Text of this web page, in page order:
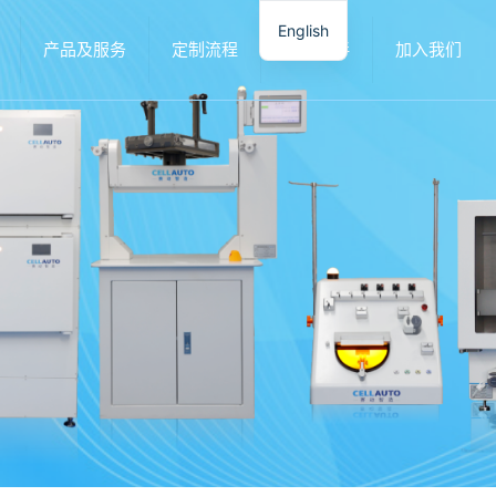
产品及服务 定制流程 合作伙伴 加入我们
English